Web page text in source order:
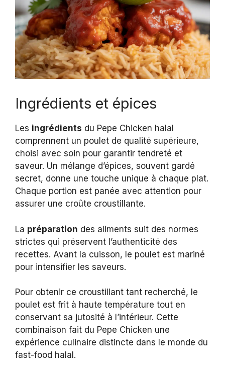
Ingrédients et épices
Les ingrédients du Pepe Chicken halal
comprennent un poulet de qualité supérieure,
choisi avec soin pour garantir tendreté et
saveur. Un mélange d’épices, souvent gardé
secret, donne une touche unique à chaque plat.
Chaque portion est panée avec attention pour
assurer une croûte croustillante.
La préparation des aliments suit des normes
strictes qui préservent l’authenticité des
recettes. Avant la cuisson, le poulet est mariné
pour intensifier les saveurs.
Pour obtenir ce croustillant tant recherché, le
poulet est frit à haute température tout en
conservant sa jutosité à l’intérieur. Cette
combinaison fait du Pepe Chicken une
expérience culinaire distincte dans le monde du
fast-food halal.